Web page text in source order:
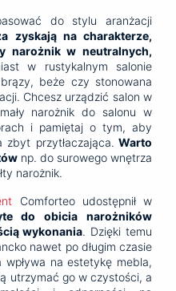
do stylu aranżacji
zyskają na charakterze,
narożnik w neutralnych,
w rustykalnym salonie
beże czy stonowana
Chcesz urządzić salon w
narożnik do salonu w
i pamiętaj o tym, aby
zbyt przytłaczająca. Warto
np. do surowego wnętrza
narożnik.
Comforteo udostępnił w
do obicia narożników
wykonania. Dzięki temu
nawet po długim czasie
wpływa na estetykę mebla,
utrzymać go w czystości, a